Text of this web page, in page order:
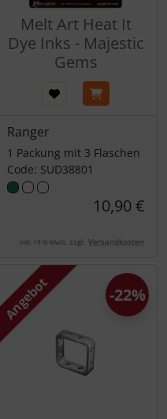
Melt Art Heat It
Dye Inks - Majestic
Gems
Ranger
1 Packung mit 3 Flaschen
Code: SUD38801
10,90 €
inkl. 19 % MwSt. zzgl. Versandkosten
Angebot -22%